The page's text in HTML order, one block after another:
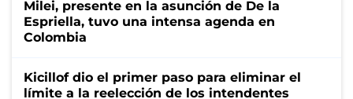
Milei, presente en la asunción de De la
Espriella, tuvo una intensa agenda en
Colombia
Kicillof dio el primer paso para eliminar el
límite a la reelección de los intendentes